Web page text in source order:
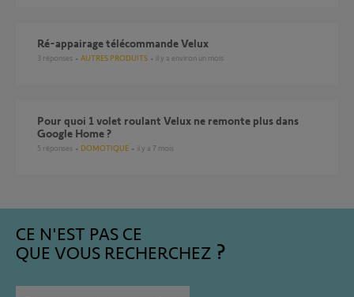
ré-appairage télécommande Velux
3 réponses AUTRES PRODUITS il y a environ un mois
Pour quoi 1 volet roulant Velux ne remonte plus dans
Google Home ?
5 réponses DOMOTIQUE il y a 7 mois
CE N'EST PAS CE
QUE VOUS RECHERCHEZ